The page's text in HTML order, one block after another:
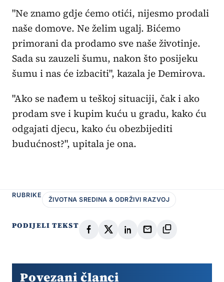
"Ne znamo gdje ćemo otići, nijesmo prodali
naše domove. Ne želim ugalj. Bićemo
primorani da prodamo sve naše životinje.
Sada su zauzeli šumu, nakon što posijeku
šumu i nas će izbaciti", kazala je Demirova.
"Ako se nađem u teškoj situaciji, čak i ako
prodam sve i kupim kuću u gradu, kako ću
odgajati djecu, kako ću obezbijediti
budućnost?", upitala je ona.
RUBRIKE
ŽIVOTNA SREDINA & ODRŽIVI RAZVOJ
PODIJELI TEKST
Povezani članci